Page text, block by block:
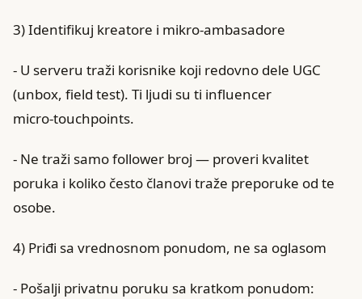
3) Identifikuj kreatore i mikro‑ambasadore
- U serveru traži korisnike koji redovno dele UGC
(unbox, field test). Ti ljudi su ti influencer
micro‑touchpoints.
- Ne traži samo follower broj — proveri kvalitet
poruka i koliko često članovi traže preporuke od te
osobe.
4) Priđi sa vrednosnom ponudom, ne sa oglasom
- Pošalji privatnu poruku sa kratkom ponudom: